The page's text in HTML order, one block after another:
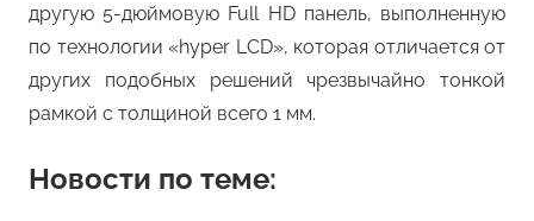
другую 5-дюймовую Full HD панель, выполненную
по технологии «hyper LCD», которая отличается от
других подобных решений чрезвычайно тонкой
рамкой с толщиной всего 1 мм.
Новости по теме: